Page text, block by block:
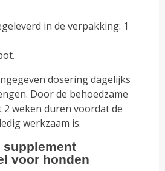
in de verpakking: 1
dosering dagelijks
Door de behoedzame
weken duren voordat de
werkzaam is.
supplement
voor honden